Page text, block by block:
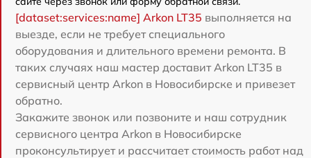
[dataset:services:name] Arkon LT35 выполняется на
выезде, если не требует специального
оборудования и длительного времени ремонта. В
таких случаях наш мастер доставит Arkon LT35 в
сервисный центр Arkon в Новосибирске и привезет
обратно.
Закажите звонок или позвоните и наш сотрудник
сервисного центра Arkon в Новосибирске
проконсультирует и рассчитает стоимость работ над